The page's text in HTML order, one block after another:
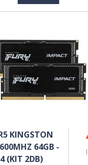
KINGSTON
64GB -
(KIT 2DB)